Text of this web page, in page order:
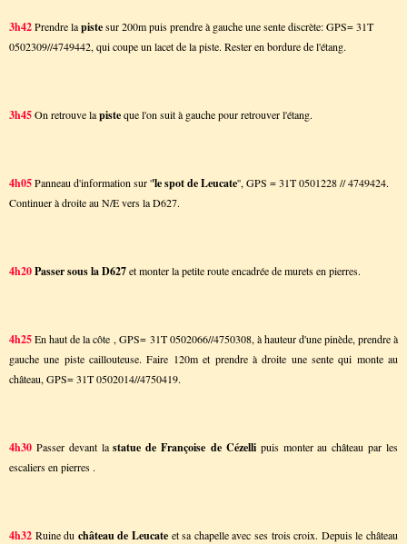
3h42Prendre lapistesur 200m puis prendre à gauche une sente discrète: GPS= 31T
0502309//4749442, qui coupe un lacet de la piste. Rester en bordure de l'étang.
3h45On retrouve lapisteque l'on suit à gauche pour retrouver l'étang.
4h05Panneau d'information sur ''le spot de Leucate'', GPS = 31T 0501228 // 4749424.
Continuer à droite au N/E vers la D627.
4h20Passer sous la D627et monter la petite route encadrée de murets en pierres.
4h25En haut de la côte , GPS= 31T 0502066//4750308, à hauteur d'une pinède, prendre à
gauche une piste caillouteuse. Faire 120m et prendre à droite une sente qui monte au
château, GPS= 31T 0502014//4750419.
4h30 Passer devant lastatue de Françoise de Cézellipuis monter au château par les
escaliers en pierres .
4h32 Ruine du château de Leucate et sa chapelle avec ses trois croix. Depuis le château